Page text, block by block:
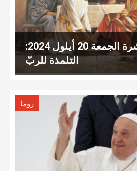
عناوين نشرة الجمعة 20 أيلول 2024:
التلمذة للربّ
روما